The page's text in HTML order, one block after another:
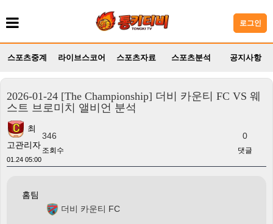
로그인
스포츠중계 라이브스코어 스포츠자료 스포츠분석 공지사항
2026-01-24 [The Championship] 더비 카운티 FC VS 웨
스트 브로미치 앨비언 분석
최
고관리자
01.24 05:00
346
조회수
0
댓글
홈팀
더비 카운티 FC